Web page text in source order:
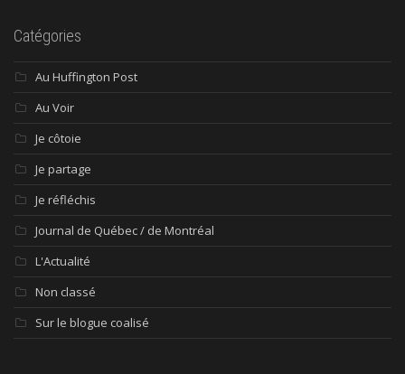
Catégories
Au Huffington Post
Au Voir
Je côtoie
Je partage
Je réfléchis
Journal de Québec / de Montréal
L'Actualité
Non classé
Sur le blogue coalisé